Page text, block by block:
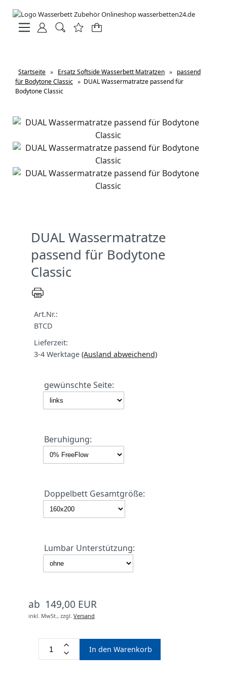
Startseite » Ersatz Softside Wasserbett Matratzen » passend
für Bodytone Classic » DUAL Wassermatratze passend für
Bodytone Classic
DUAL Wassermatratze
passend für Bodytone
Classic
Art.Nr.:
BTCD
Lieferzeit:
3-4 Werktage (Ausland abweichend)
gewünschte Seite:
Beruhigung:
Doppelbett Gesamtgröße:
Lumbar Unterstützung:
ab 149,00 EUR
inkl. MwSt., zzgl. Versand
In den Warenkorb